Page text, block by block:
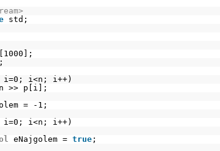
std;
i=0; i<n; i++)
>> p[i];
= -1;
i=0; i<n; i++)
eNajgolem = true ;